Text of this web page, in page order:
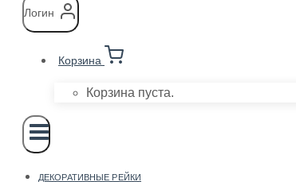
Логин
Корзина
Корзина пуста.
ДЕКОРАТИВНЫЕ РЕЙКИ